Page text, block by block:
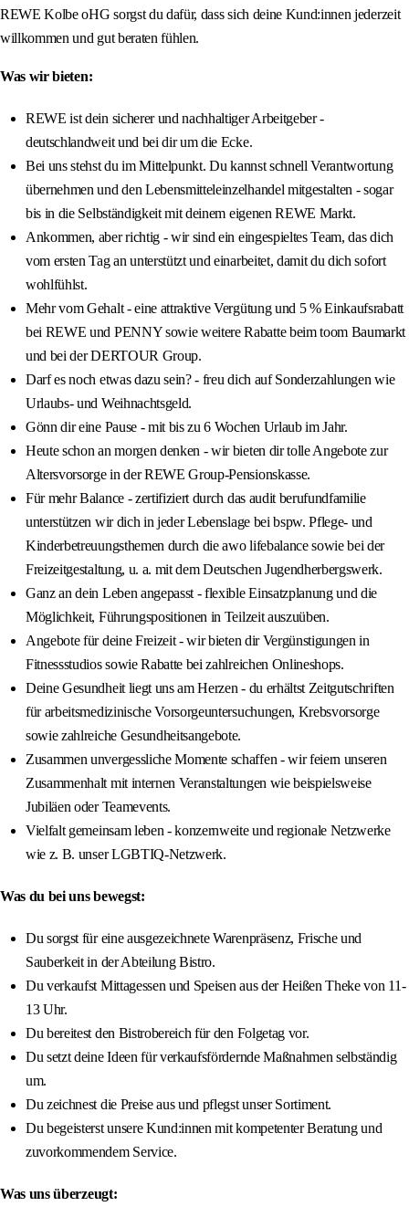
REWE Kolbe oHG sorgst du dafür, dass sich deine Kund:innen jederzeit
willkommen und gut beraten fühlen.
Was wir bieten:
REWE ist dein sicherer und nachhaltiger Arbeitgeber -
deutschlandweit und bei dir um die Ecke.
Bei uns stehst du im Mittelpunkt. Du kannst schnell Verantwortung
übernehmen und den Lebensmitteleinzelhandel mitgestalten - sogar
bis in die Selbständigkeit mit deinem eigenen REWE Markt.
Ankommen, aber richtig - wir sind ein eingespieltes Team, das dich
vom ersten Tag an unterstützt und einarbeitet, damit du dich sofort
wohlfühlst.
Mehr vom Gehalt - eine attraktive Vergütung und 5 % Einkaufsrabatt
bei REWE und PENNY sowie weitere Rabatte beim toom Baumarkt
und bei der DERTOUR Group.
Darf es noch etwas dazu sein? - freu dich auf Sonderzahlungen wie
Urlaubs- und Weihnachtsgeld.
Gönn dir eine Pause - mit bis zu 6 Wochen Urlaub im Jahr.
Heute schon an morgen denken - wir bieten dir tolle Angebote zur
Altersvorsorge in der REWE Group-Pensionskasse.
Für mehr Balance - zertifiziert durch das audit berufundfamilie
unterstützen wir dich in jeder Lebenslage bei bspw. Pflege- und
Kinderbetreuungsthemen durch die awo lifebalance sowie bei der
Freizeitgestaltung, u. a. mit dem Deutschen Jugendherbergswerk.
Ganz an dein Leben angepasst - flexible Einsatzplanung und die
Möglichkeit, Führungspositionen in Teilzeit auszuüben.
Angebote für deine Freizeit - wir bieten dir Vergünstigungen in
Fitnessstudios sowie Rabatte bei zahlreichen Onlineshops.
Deine Gesundheit liegt uns am Herzen - du erhältst Zeitgutschriften
für arbeitsmedizinische Vorsorgeuntersuchungen, Krebsvorsorge
sowie zahlreiche Gesundheitsangebote.
Zusammen unvergessliche Momente schaffen - wir feiern unseren
Zusammenhalt mit internen Veranstaltungen wie beispielsweise
Jubiläen oder Teamevents.
Vielfalt gemeinsam leben - konzernweite und regionale Netzwerke
wie z. B. unser LGBTIQ-Netzwerk.
Was du bei uns bewegst:
Du sorgst für eine ausgezeichnete Warenpräsenz, Frische und
Sauberkeit in der Abteilung Bistro.
Du verkaufst Mittagessen und Speisen aus der Heißen Theke von 11-
13 Uhr.
Du bereitest den Bistrobereich für den Folgetag vor.
Du setzt deine Ideen für verkaufsfördernde Maßnahmen selbständig
um.
Du zeichnest die Preise aus und pflegst unser Sortiment.
Du begeisterst unsere Kund:innen mit kompetenter Beratung und
zuvorkommendem Service.
Was uns überzeugt: